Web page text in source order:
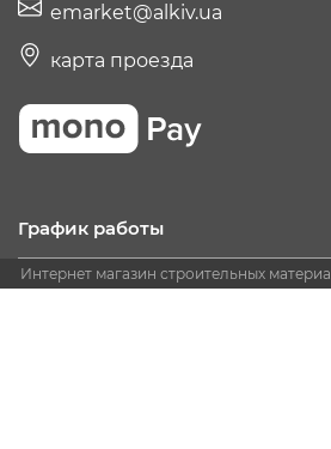
emarket@alkiv.ua
карта проезда
График работы
Интернет магазин строительных